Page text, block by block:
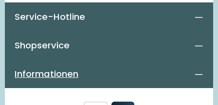
Service-Hotline
Shopservice
Informationen